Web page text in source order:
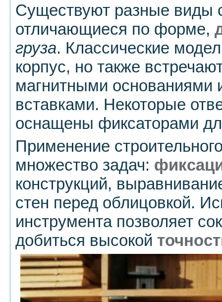
Существуют разные виды
отличающиеся по форме,
груза. Классические
корпус, но также
магнитными
вставками. Некоторые
оснащены фиксаторами
Применение
множество задач:
конструкций,
стен перед облицовкой.
инструмента позволяет
добиться высокой